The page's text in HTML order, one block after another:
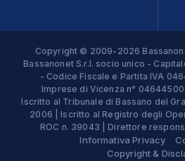
Copyright © 2009-2026
Bassanonet S.r.l. socio unico -
- Codice Fiscale e Partita IVA
Imprese di Vicenza n°
Iscritto al Tribunale di Bassano del
2006 | Iscritto al Registro degli
ROC n. 39043 | Direttore
Informativa Privacy
Copyright &